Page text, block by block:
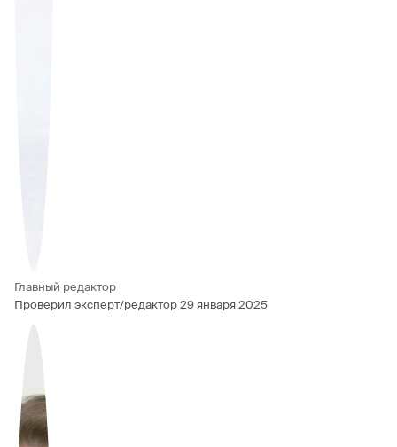
Главный редактор
Проверил эксперт/редактор29 января 2025